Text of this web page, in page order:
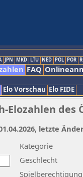
JPN MKD LTU NED POL POR
FAQ
Elo Vorschau Elo FIDE
des
Kategorie
Geschlecht
Spielberechtigung
letzte